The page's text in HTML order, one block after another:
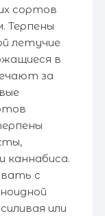
сортов
Терпены
летучие
в
за
каннабиса.
с
или